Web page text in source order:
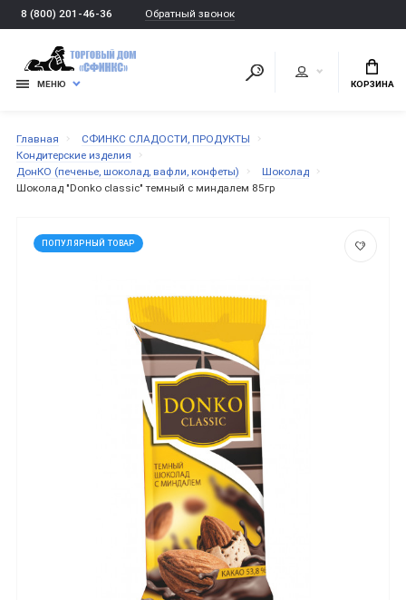
8 (800) 201-46-36 Обратный звонок
МЕНЮ КОРЗИНА
Главная
СФИНКС СЛАДОСТИ, ПРОДУКТЫ
Кондитерские изделия
ДонКО (печенье, шоколад, вафли, конфеты)
Шоколад
Шоколад "Donko classic" темный с миндалем 85гр
ПОПУЛЯРНЫЙ ТОВАР